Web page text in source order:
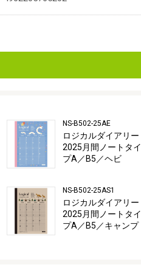
NS-B502-25AE
ロジカルダイアリー
2025月間ノートタイ
プA／B5／ヘビ
NS-B502-25AS1
ロジカルダイアリー
2025月間ノートタイ
プA／B5／キャンプ